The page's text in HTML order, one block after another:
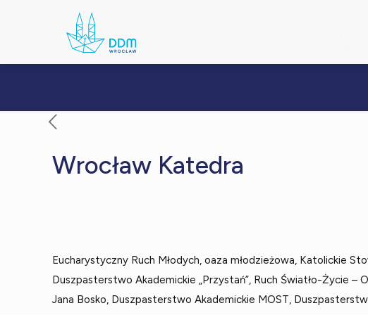
Wrocław Katedra
Eucharystyczny Ruch Młodych, oaza młodzieżowa, Katolickie
Duszpasterstwo Akademickie „Przystań”, Ruch Światło-Życie –
Jana Bosko, Duszpasterstwo Akademickie MOST,